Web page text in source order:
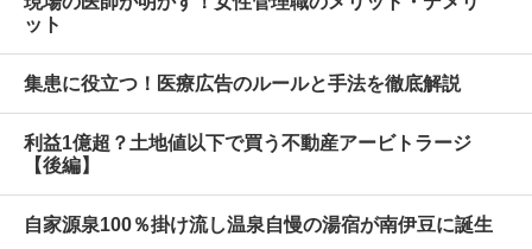
ット
集患に役立つ！医療広告のルールと手法を徹底解説
利益1億超？土地値以下で買う不動産アービトラージ
【後編】
自家源泉100％掛け流し温泉自慢の湯宿が南伊豆に誕生